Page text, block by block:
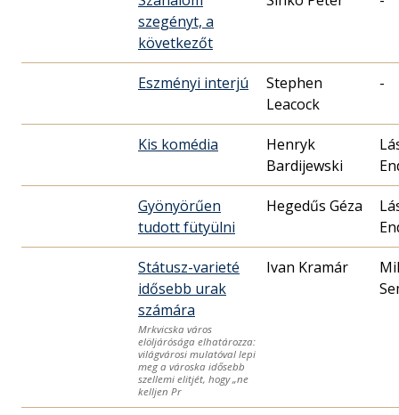
szegényt, a
következőt
Eszményi interjú
Stephen
Leacock
-
Kis komédia
Henryk
Bardijewski
Gyönyörűen
tudott fütyülni
Hegedűs Géza
Státusz-varieté
idősebb urak
számára
Mrkvicska város
elöljárósága elhatározza:
világvárosi mulatóval lepi
meg a városka idősebb
szellemi elitjét, hogy „ne
kelljen Pr
Ivan Kramár